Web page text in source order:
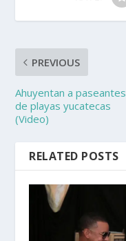
PREVIOUS
Ahuyentan a paseantes
de playas yucatecas
(Video)
RELATED POSTS